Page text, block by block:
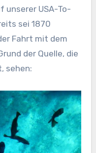
unserer USA-To-
sei 1870
Fahrt mit dem
der Quelle, die
sehen: